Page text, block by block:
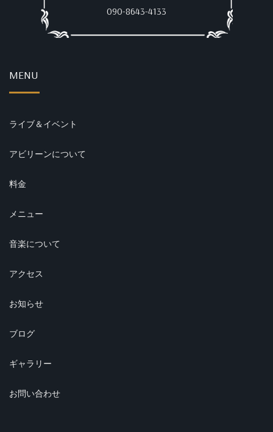
090-8643-4133
MENU
ライブ＆イベント
アビリーンについて
料金
メニュー
音楽について
アクセス
お知らせ
ブログ
ギャラリー
お問い合わせ